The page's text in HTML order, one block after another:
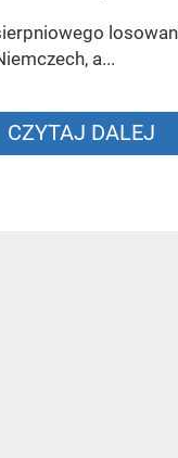
a...
CZYTAJ DALEJ